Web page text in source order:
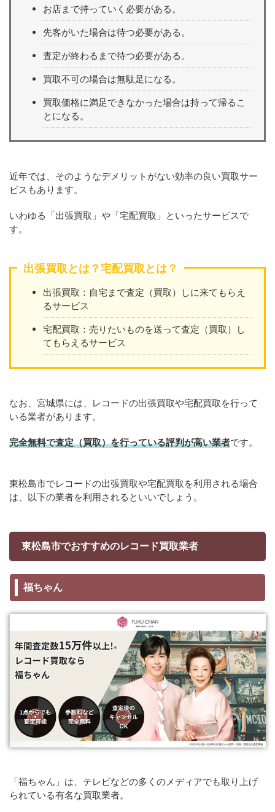
お店まで持っていく必要がある。
先客がいた場合は待つ必要がある。
査定が終わるまで待つ必要がある。
買取不可の場合は無駄足になる。
買取価格に満足できなかった場合は持って帰るこ
とになる。
近年では、そのようなデメリットがない効率の良い買取サー
ビスもあります。
いわゆる「出張買取」や「宅配買取」といったサービスで
す。
出張買取とは？宅配買取とは？
出張買取：自宅まで査定（買取）しに来てもらえ
るサービス
宅配買取：売りたいものを送って査定（買取）し
てもらえるサービス
なお、宮城県には、レコードの出張買取や宅配買取を行って
いる業者があります。
完全無料で査定（買取）を行っている評判が高い業者です。
東松島市でレコードの出張買取や宅配買取を利用される場合
は、以下の業者を利用されるといいでしょう。
東松島市でおすすめのレコード買取業者
福ちゃん
「福ちゃん」は、テレビなどの多くのメディアでも取り上げ
られている有名な買取業者。